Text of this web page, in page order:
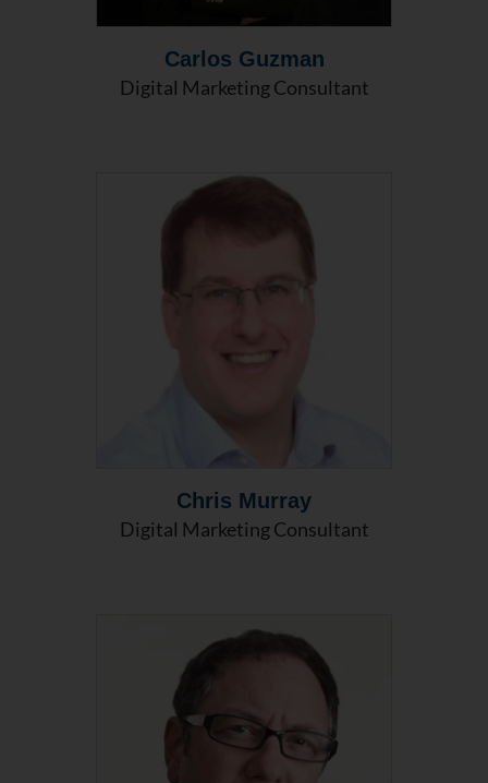
Carlos Guzman
Digital Marketing Consultant
Chris Murray
Digital Marketing Consultant